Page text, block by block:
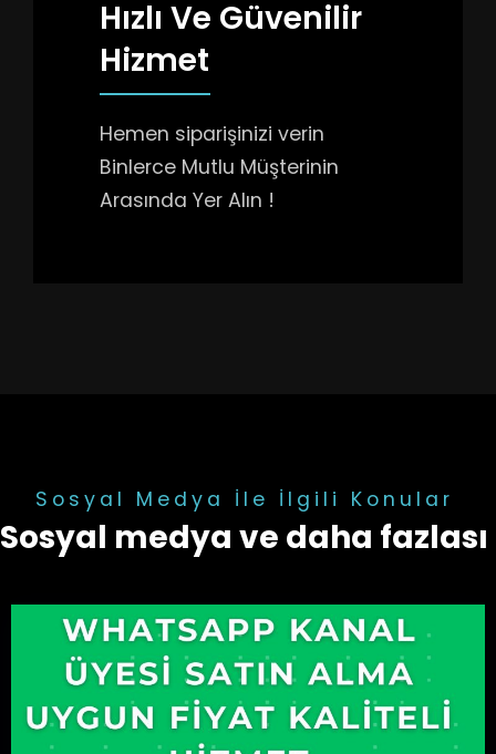
Hızlı Ve Güvenilir
Hizmet
Hemen siparişinizi verin
Binlerce Mutlu Müşterinin
Arasında Yer Alın !
Sosyal Medya İle İlgili Konular
Sosyal medya ve daha fazlası